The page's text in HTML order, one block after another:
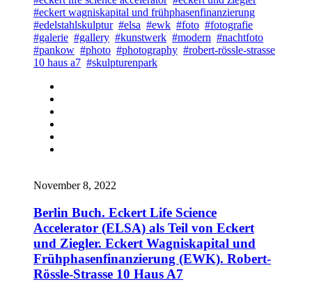
#eckert wagniskapital und frühphasenfinanzierung
#edelstahlskulptur #elsa #ewk #foto #fotografie
#galerie #gallery #kunstwerk #modern #nachtfoto
#pankow #photo #photography #robert-rössle-strasse
10 haus a7 #skulpturenpark
November 8, 2022
Berlin Buch. Eckert Life Science
Accelerator (ELSA) als Teil von Eckert
und Ziegler. Eckert Wagniskapital und
Frühphasenfinanzierung (EWK). Robert-
Rössle-Strasse 10 Haus A7